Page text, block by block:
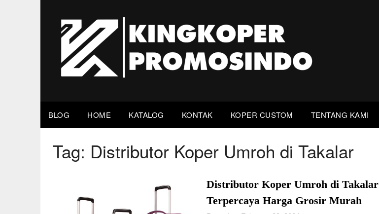
BLOG HOME KATALOG KONTAK KOPER CUSTOM TENTANG KAMI
Tag: Distributor Koper Umroh di Takalar
Distributor Koper Umroh di Takalar
Terpercaya Harga Grosir Murah